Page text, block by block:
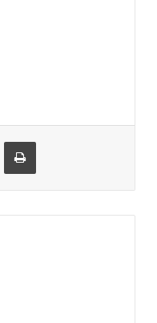
via e-mail Imprimir